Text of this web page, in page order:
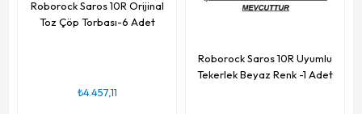
Roborock Saros 10R Orijinal
Toz Çöp Torbası-6 Adet
₺4.457,11
Roborock Saros 10R Uyumlu
Tekerlek Beyaz Renk -1 Adet